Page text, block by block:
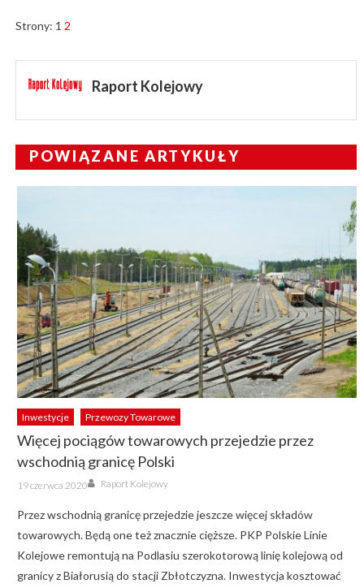
Strony: 1 2
Raport Kolejowy
POWIĄZANE ARTYKUŁY
Inwestycje Przewozy Towarowe
Więcej pociągów towarowych przejedzie przez
wschodnią granicę Polski
Posted
on
19 czerwca 2020 Author
Raport Kolejowy
Przez wschodnią granicę przejedzie jeszcze więcej składów
towarowych. Będą one też znacznie cięższe. PKP Polskie Linie
Kolejowe remontują na Podlasiu szerokotorową linię kolejową od
granicy z Białorusią do stacji Zbłotczyzna. Inwestycja kosztować